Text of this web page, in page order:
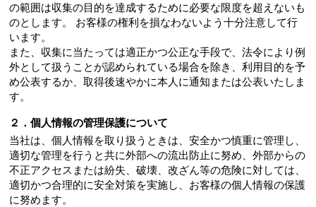
の範囲は収集の目的を達成するために必要な限度を超えないも
のとします。 お客様の権利を損なわないよう十分注意して行
います。
また、収集に当たっては適正かつ公正な手段で、法令により例
外として扱うことが認められている場合を除き、利用目的を予
め公表するか、取得後速やかに本人に通知または公表いたしま
す。
２．個人情報の管理保護について
当社は、個人情報を取り扱うときは、安全かつ慎重に管理し、
適切な管理を行うと共に外部への流出防止に努め、外部からの
不正アクセスまたは紛失、破壊、改ざん等の危険に対しては、
適切かつ合理的に安全対策を実施し、お客様の個人情報の保護
に努めます。